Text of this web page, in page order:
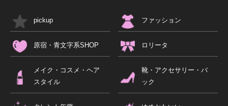
pickup ファッション
原宿・青文字系SHOP ロリータ
メイク・コスメ・ヘア
スタイル
靴・アクセサリー・バ
ック